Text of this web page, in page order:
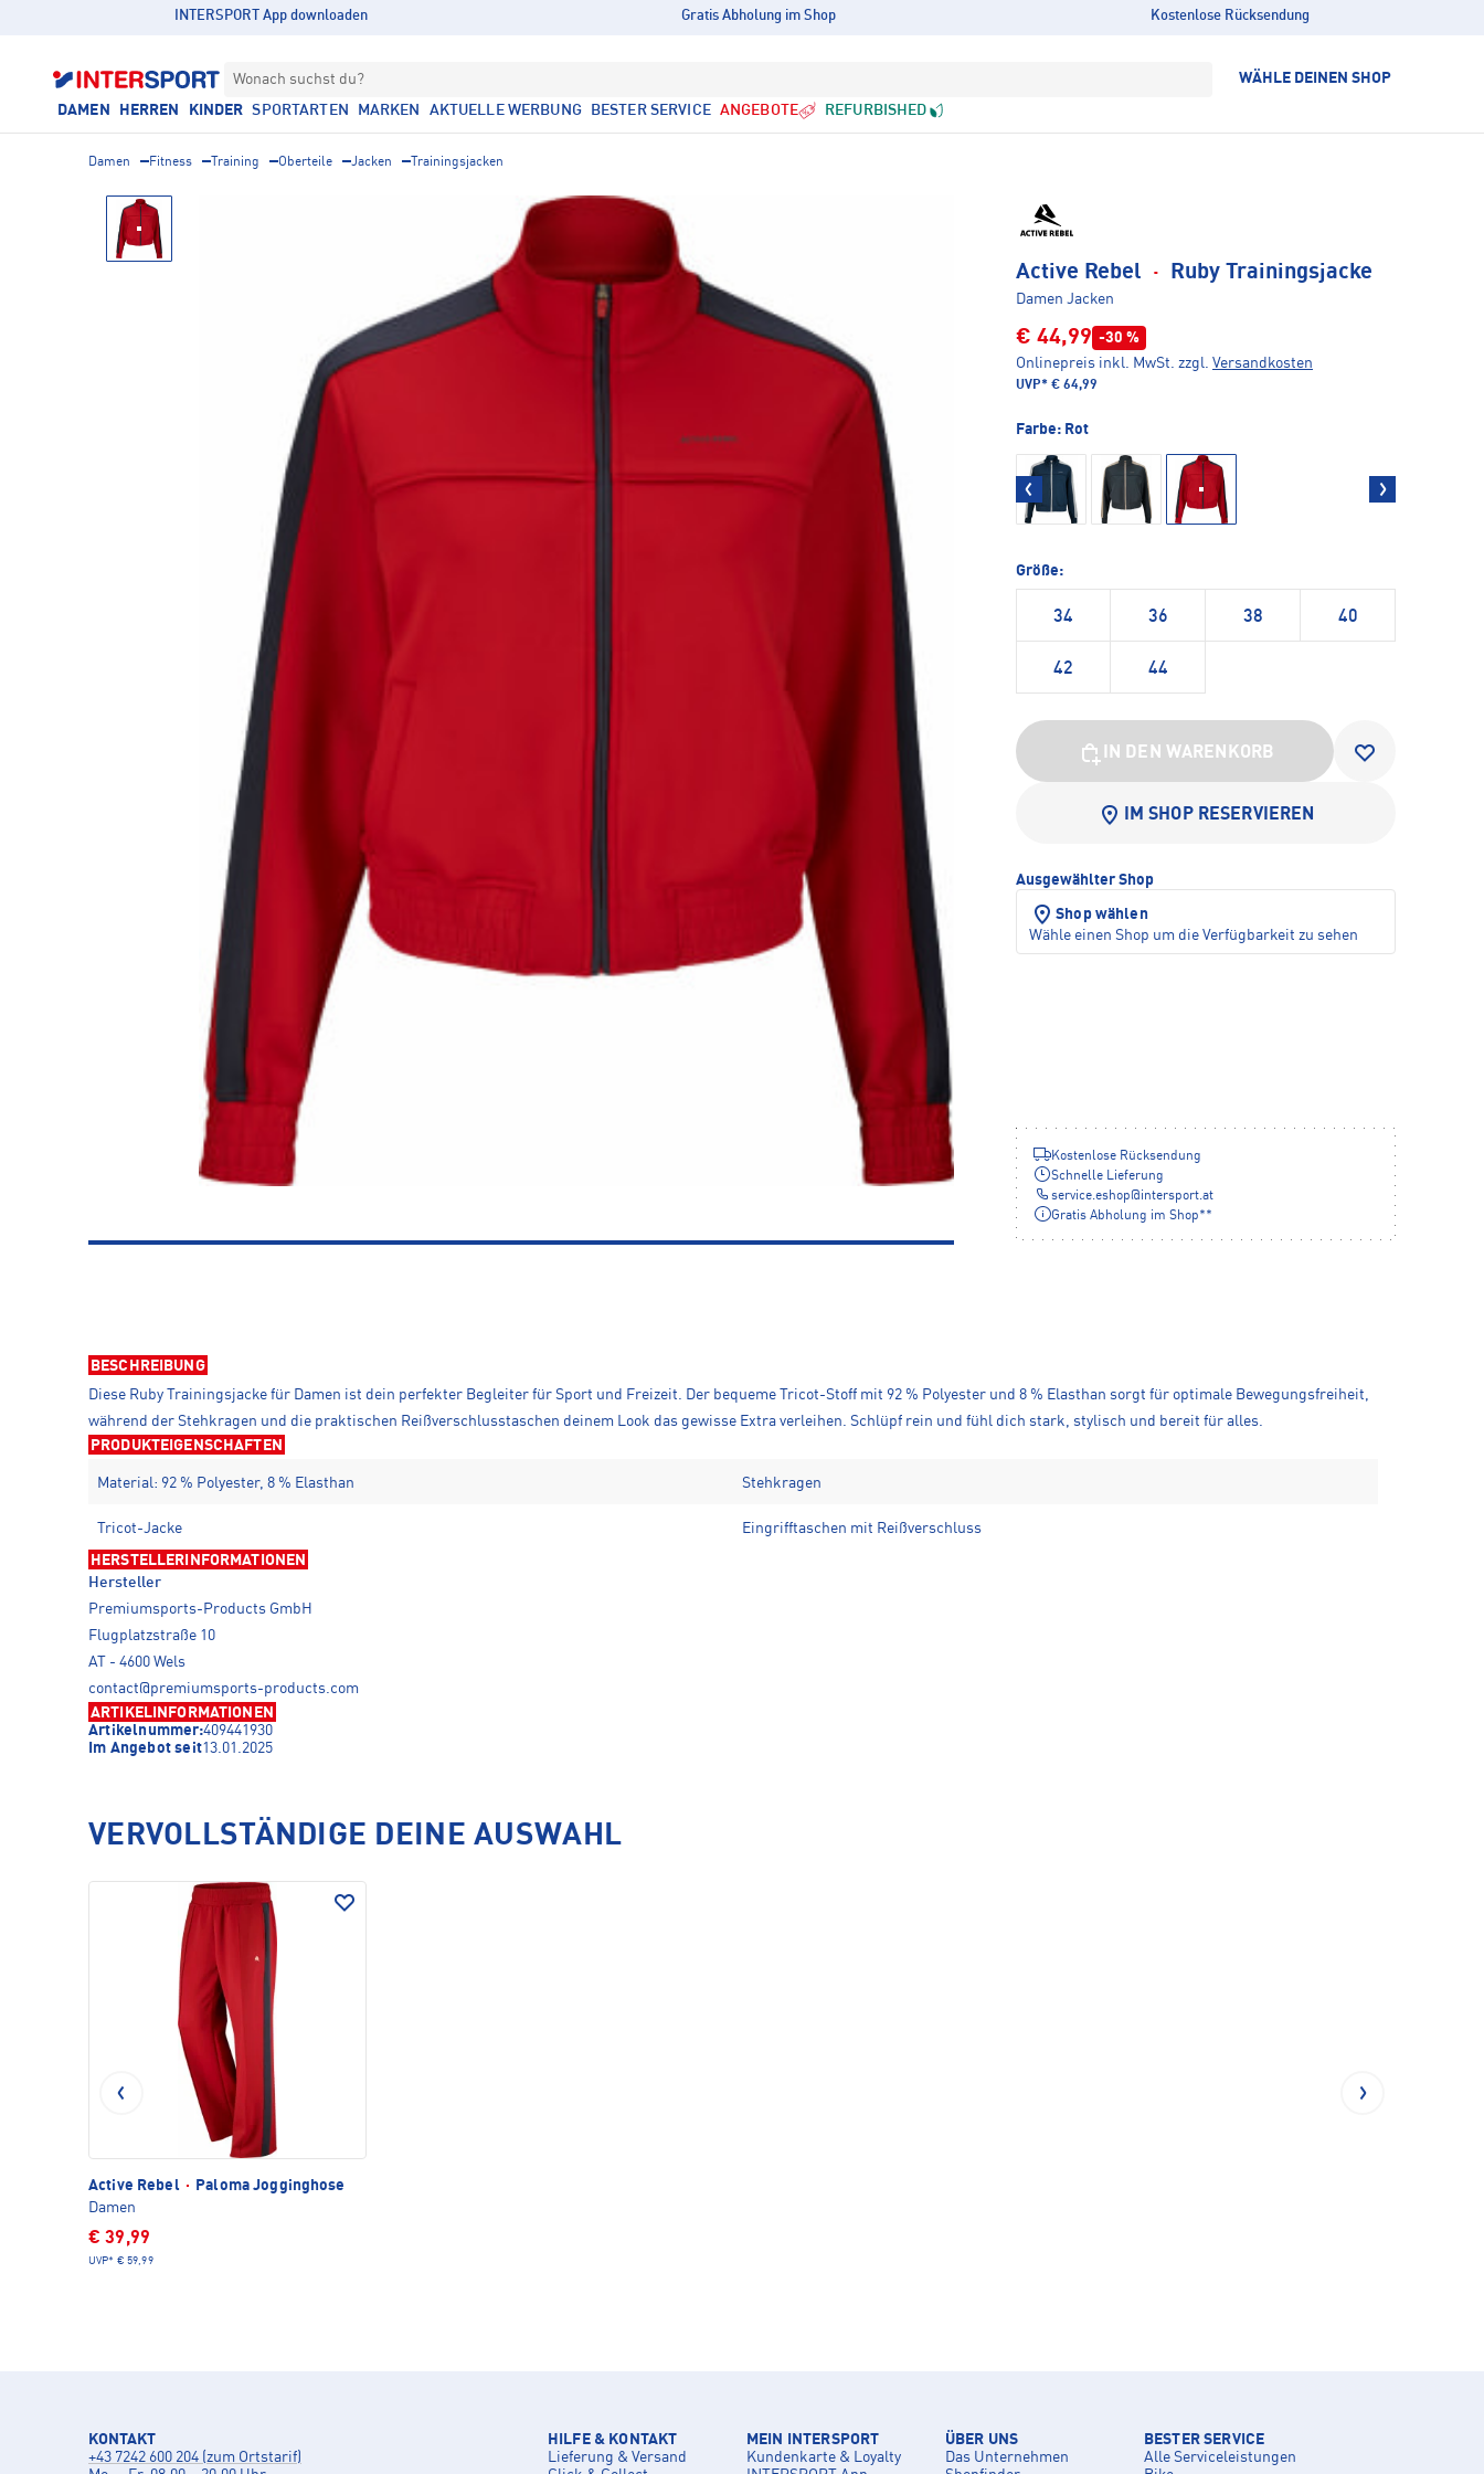
INTERSPORT App downloaden Gratis Abholung im Shop Kostenlose Rücksendung
Wonach suchst du? WÄHLE DEINEN SHOP
DAMEN HERREN KINDER SPORTARTEN MARKEN AKTUELLE WERBUNG BESTER SERVICE ANGEBOTE REFURBISHED
Damen Fitness Training Oberteile Jacken Trainingsjacken
Active Rebel · Ruby Trainingsjacke
Damen Jacken
€ 44,99 -30 %
Onlinepreis inkl. MwSt. zzgl. Versandkosten
UVP* € 64,99
Farbe: Rot
Größe:
34 36 38 40
42 44
IN DEN WARENKORB
IM SHOP RESERVIEREN
Ausgewählter Shop
Shop wählen
Wähle einen Shop um die Verfügbarkeit zu sehen
Kostenlose Rücksendung
Schnelle Lieferung
service.eshop@intersport.at
Gratis Abholung im Shop**
BESCHREIBUNG
Diese Ruby Trainingsjacke für Damen ist dein perfekter Begleiter für Sport und Freizeit. Der bequeme Tricot-Stoff mit 92 % Polyester und 8 % Elasthan sorgt für optimale Bewegungsfreiheit,
während der Stehkragen und die praktischen Reißverschlusstaschen deinem Look das gewisse Extra verleihen. Schlüpf rein und fühl dich stark, stylisch und bereit für alles.
PRODUKTEIGENSCHAFTEN
Material: 92 % Polyester, 8 % Elasthan Stehkragen
Tricot-Jacke Eingrifftaschen mit Reißverschluss
HERSTELLERINFORMATIONEN
Hersteller
Premiumsports-Products GmbH
Flugplatzstraße 10
AT - 4600 Wels
contact@premiumsports-products.com
ARTIKELINFORMATIONEN
Artikelnummer:409441930
Im Angebot seit13.01.2025
VERVOLLSTÄNDIGE DEINE AUSWAHL
Active Rebel ·
Paloma Jogginghose
Damen
€ 39,99
UVP* € 59,99
KONTAKT
+43 7242 600 204 (zum Ortstarif)
HILFE & KONTAKT
Lieferung & Versand
MEIN INTERSPORT
Kundenkarte & Loyalty
ÜBER UNS
Das Unternehmen
BESTER SERVICE
Alle Serviceleistungen